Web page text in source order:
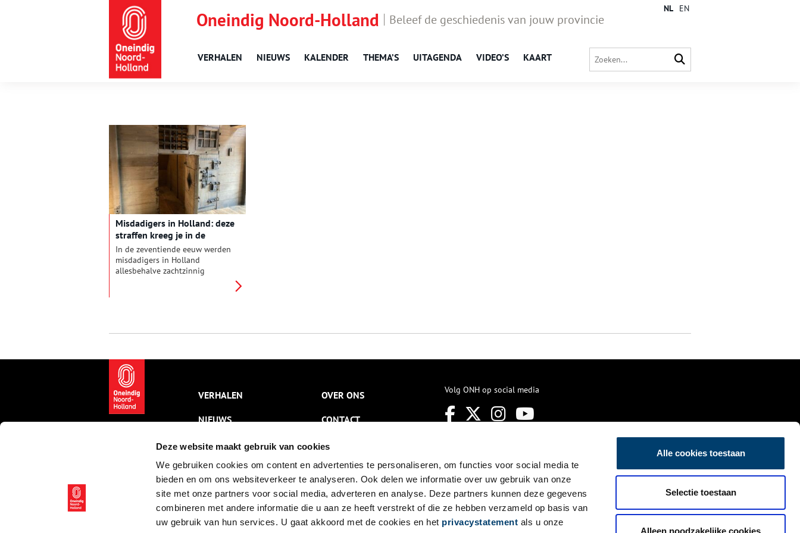
Deze website maakt gebruik van cookies
We gebruiken cookies om content en advertenties te personaliseren, om functies voor social media te
bieden en om ons websiteverkeer te analyseren. Ook delen we informatie over uw gebruik van onze
site met onze partners voor social media, adverteren en analyse. Deze partners kunnen deze gegevens
combineren met andere informatie die u aan ze heeft verstrekt of die ze hebben verzameld op basis van
uw gebruik van hun services. U gaat akkoord met de cookies en het privacystatement als u onze
Alle cookies toestaan
Selectie toestaan
Alleen noodzakelijke cookies
Oneindig Noord-Holland Beleef de geschiedenis van jouw provincie
VERHALEN NIEUWS KALENDER THEMA’S UITAGENDA VIDEO’S KAART
NL EN
Misdadigers in Holland: deze
straffen kreeg je in de
zeventiende eeuw
In de zeventiende eeuw werden
misdadigers in Holland
allesbehalve zachtzinnig
uit verschillende martel- en
radbraken, geselen,
brandmerken en
tepronkstelling.
VERHALEN
NIEUWS
KALENDER
THEMA’S
ACTIVITEITEN
VIDEO’S
OVER ONS
CONTACT
NIEUWSBRIEF
DISCLAIMER
PRIVACY
TOEGANKELIJKHEID
Volg ONH op social media